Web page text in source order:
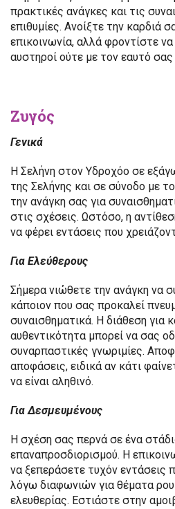
πρακτικές ανάγκες και τις
επιθυμίες. Ανοίξτε την καρδιά
επικοινωνία, αλλά φροντίστε
αυστηροί ούτε με τον εαυτό
Ζυγός
Γενικά
Η Σελήνη στον Υδροχόο σε
της Σελήνης και σε σύνοδο με
την ανάγκη σας για
στις σχέσεις. Ωστόσο, η
να φέρει εντάσεις που
Για Ελεύθερους
Σήμερα νιώθετε την ανάγκη να
κάποιον που σας προκαλεί
συναισθηματικά. Η διάθεση για
αυθεντικότητα μπορεί να σας
συναρπαστικές γνωριμίες.
αποφάσεις, ειδικά αν κάτι
να είναι αληθινό.
Για Δεσμευμένους
Η σχέση σας περνά σε ένα
επαναπροσδιορισμού. Η
να ξεπεράσετε τυχόν εντάσεις
λόγω διαφωνιών για θέματα
ελευθερίας. Εστιάστε στην